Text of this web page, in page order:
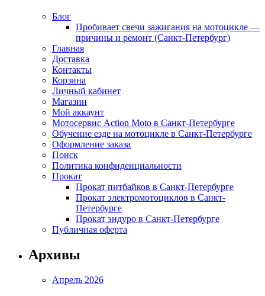
Блог
Пробивает свечи зажигания на мотоцикле —
причины и ремонт (Санкт-Петербург)
Главная
Доставка
Контакты
Корзина
Личный кабинет
Магазин
Мой аккаунт
Мотосервис Action Moto в Санкт-Петербурге
Обучение езде на мотоцикле в Санкт-Петербурге
Оформление заказа
Поиск
Политика конфиденциальности
Прокат
Прокат питбайков в Санкт-Петербурге
Прокат электромотоциклов в Санкт-
Петербурге
Прокат эндуро в Санкт-Петербурге
Публичная оферта
Архивы
Апрель 2026